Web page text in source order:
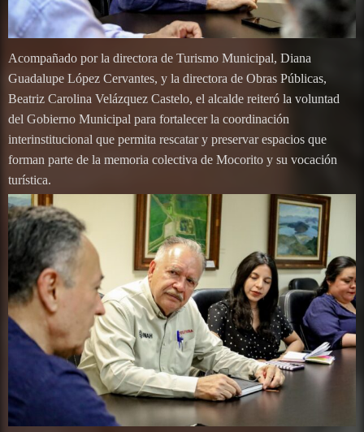
Acompañado por la directora de Turismo Municipal, Diana
Guadalupe López Cervantes, y la directora de Obras Públicas,
Beatriz Carolina Velázquez Castelo, el alcalde reiteró la voluntad
del Gobierno Municipal para fortalecer la coordinación
interinstitucional que permita rescatar y preservar espacios que
forman parte de la memoria colectiva de Mocorito y su vocación
turística.